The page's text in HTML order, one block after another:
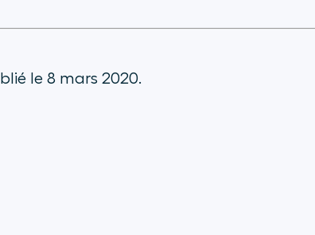
le 8 mars 2020.